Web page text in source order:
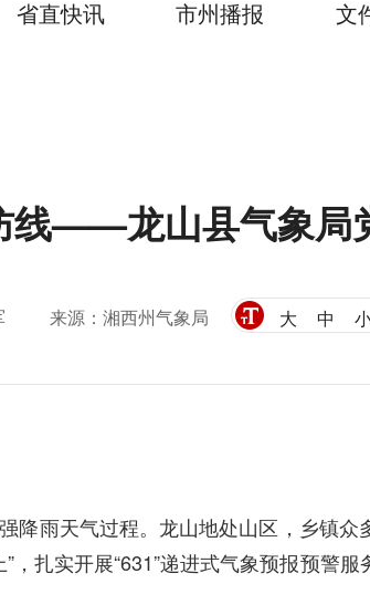
省直快讯 市州播报 文
线——龙山县气象局
来源：湘西州气象局 大 中
强降雨天气过程。 龙山地处山区， 乡镇众
， 扎实开展“631”递进式气象预报预警服